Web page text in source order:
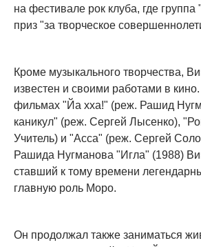
на фестивале рок клуба, где
приз "за творческое
Кроме музыкального творчества,
известен и своими работами в
фильмах "Йа хха!" (реж. Рашид
каникул" (реж. Сергей Лысенко),
Учитель) и "Асса" (реж. Сергей
Рашида Нугманова "Игла" (1988)
ставший к тому времени
главную роль Моро.
Он продолжал также заниматься